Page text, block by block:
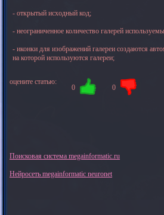
- открытый исходный код;
- неограниченное количество галерей
- иконки для изображений галереи создаются
на которой используются галереи;
оцените статью:
0 0
Поисковая система megainformatic.ru
Нейросеть megainformatic neuronet